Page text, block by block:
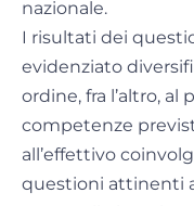
nazionale.
I risultati dei
evidenziato
ordine, fra l’altro, al
competenze
all’effettivo
questioni attinenti